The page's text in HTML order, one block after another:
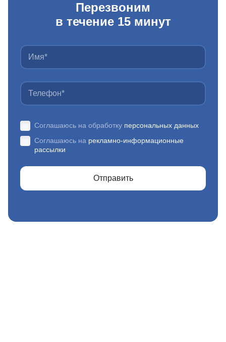
Перезвоним
в течение 15 минут
Соглашаюсь на обработку персональных данных
Соглашаюсь на рекламно-информационные
рассылки
Отправить